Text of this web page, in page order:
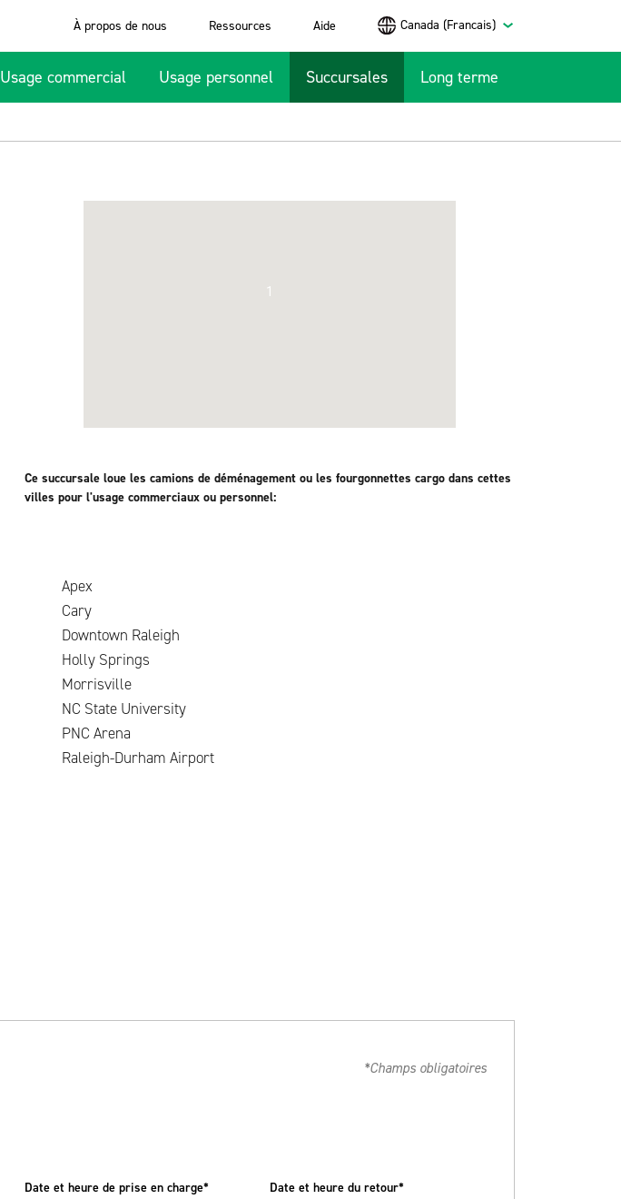
À propos de nous Ressources Aide Canada (Francais)
Usage commercial Usage personnel Succursales Long terme
1
Ce succursale loue les camions de déménagement ou les fourgonnettes cargo dans cettes
villes pour l'usage commerciaux ou personnel:
Apex
Cary
Downtown Raleigh
Holly Springs
Morrisville
NC State University
PNC Arena
Raleigh-Durham Airport
*Champs obligatoires
Date et heure de prise en charge* Date et heure du retour*